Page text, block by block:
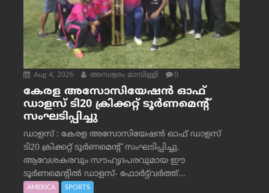
Aug 4, 2026 അനശ്വരം മാമ്പിള്ളി 0
കേരള അസോസിയേഷൻ ഓഫ്
ഡാളസ് ടി20 ക്രിക്കറ്റ് ടൂർണമെന്റ്
സംഘടിപ്പിച്ചു
ഡാളസ് : കേരള അസോസിയേഷൻ ഓഫ് ഡാളസ്
ടി20 ക്രിക്കറ്റ് ടൂർണമെന്റ് സംഘടിപ്പിച്ചു.
ആവേശകരവും സൗഹൃദപരവുമായ ഈ
ടൂർണമെന്റിൽ ഡാളസ്- ഫോർട്ട്‌വര്‍ത്ത്...
AMERICA SPORTS